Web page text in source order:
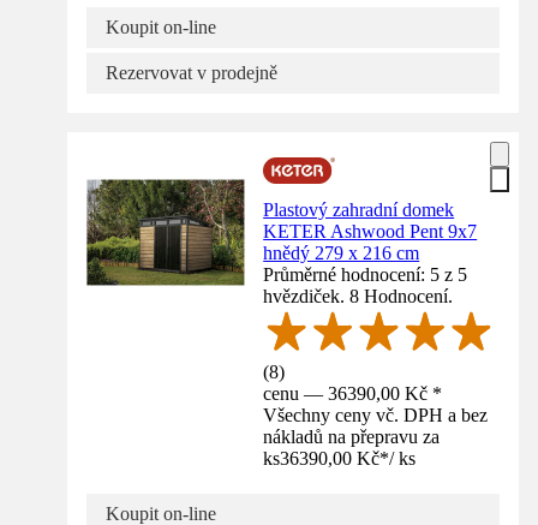
Koupit on-line
Rezervovat v prodejně
Plastový zahradní domek
KETER Ashwood Pent 9x7
hnědý 279 x 216 cm
Průměrné hodnocení: 5 z 5
hvězdiček. 8 Hodnocení.
(8)
cenu — 36390,00 Kč *
Všechny ceny vč. DPH a bez
nákladů na přepravu za
ks36390,00 Kč*/ ks
Koupit on-line